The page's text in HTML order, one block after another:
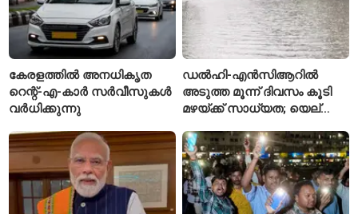
കേരളത്തിൽ അനധികൃത
റെന്റ്-എ-കാർ സർവീസുകൾ
വർധിക്കുന്നു
ഡൽഹി-എൻസിആറിൽ
അടുത്ത മൂന്ന് ദിവസം കൂടി
മഴയ്ക്ക് സാധ്യത; യെല്ലോ
ഐഎംഡി